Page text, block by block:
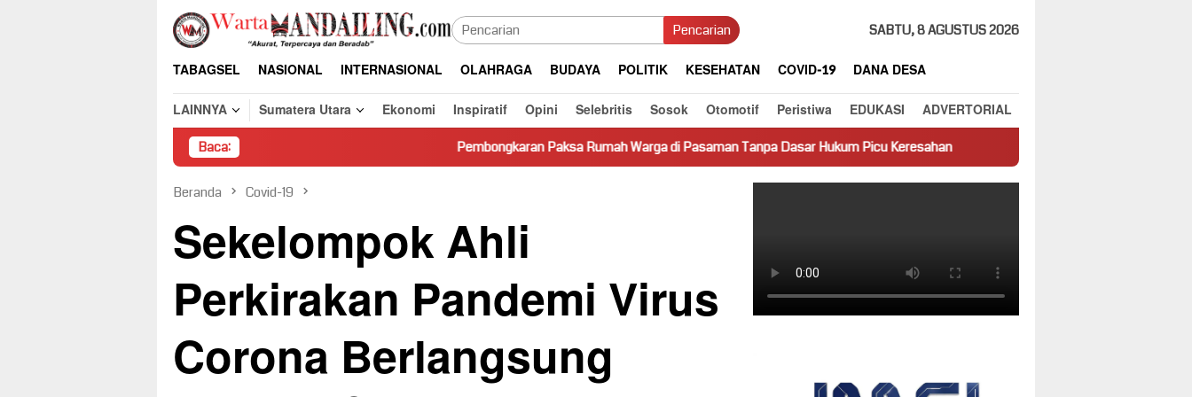
Loncat
konten
Pencarian SABTU, 8 AGUSTUS 2026
TABAGSEL NASIONAL INTERNASIONAL OLAHRAGA BUDAYA POLITIK KESEHATAN COVID-19
DANA DESA
LAINNYA
Sumatera Utara Ekonomi Inspiratif Opini Selebritis Sosok Otomotif Peristiwa EDUKASI ADVERTORIAL
Baca: Pembongkaran Paksa Rumah Warga di Pasaman Tanpa Dasar Hukum Picu Keresahan Truk Miring Hambat Arus Lalu Lintas di Jalan
Beranda Covid-19
Sekelompok Ahli
Perkirakan Pandemi Virus
Corona Berlangsung